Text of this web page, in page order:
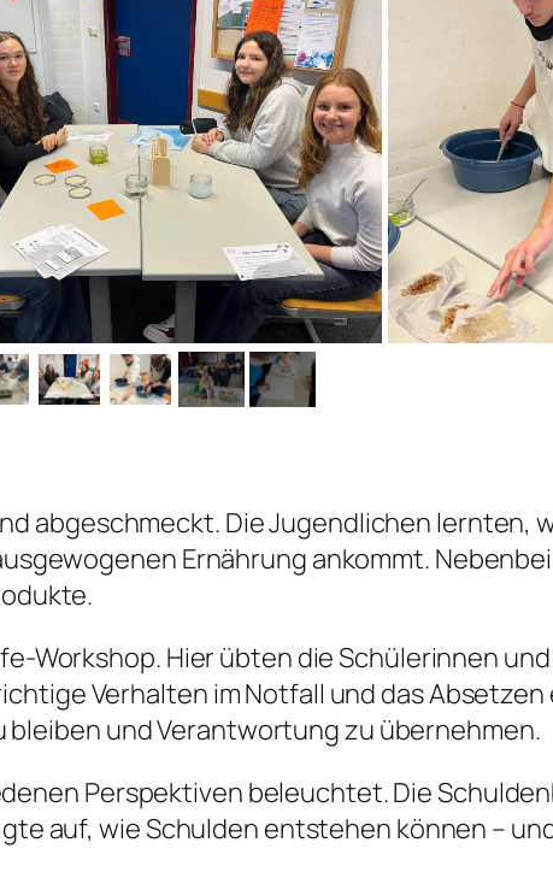
abgeschmeckt. Die Jugendlichen lernten,
Ernährung ankommt.
Workshop. Hier übten die Schülerinnen
Verhalten im Notfall und das
und Verantwortung zu übernehmen.
Perspektiven beleuchtet. Die
auf, wie Schulden entstehen können –